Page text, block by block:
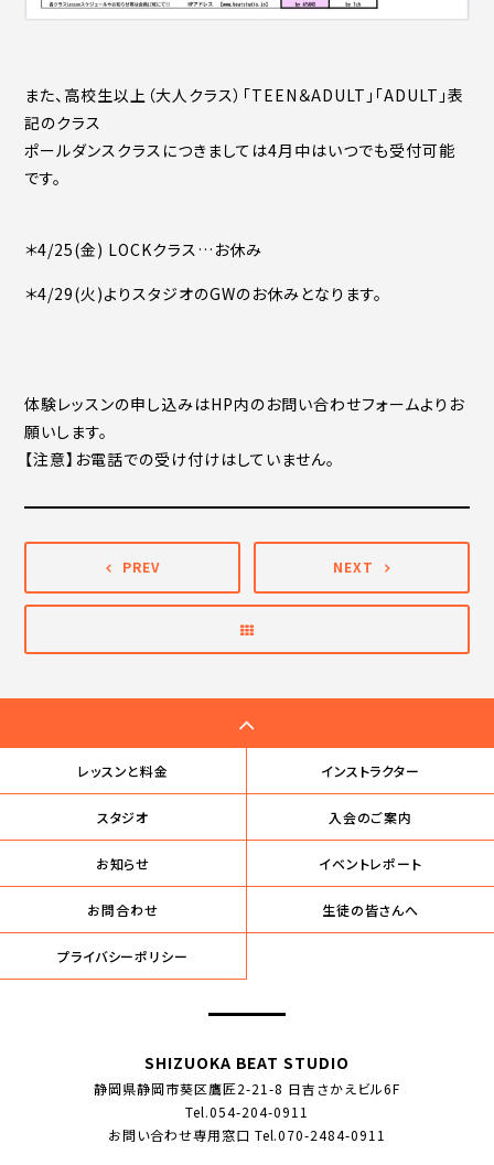
また、高校生以上（大人クラス）「TEEN＆ADULT」「ADULT」表
記のクラス
ポールダンスクラスにつきましては4月中はいつでも受付可能
です。
＊4/25(金) LOCKクラス…お休み
＊4/29(火)よりスタジオのGWのお休みとなります。
体験レッスンの申し込みはHP内のお問い合わせフォームよりお
願いします。
【注意】お電話での受け付けはしていません。
PREV NEXT
レッスンと料金 インストラクター
スタジオ 入会のご案内
お知らせ イベントレポート
お問合わせ 生徒の皆さんへ
プライバシーポリシー
SHIZUOKA BEAT STUDIO
静岡県静岡市葵区鷹匠2-21-8 日吉さかえビル6F
Tel.054-204-0911
お問い合わせ専用窓口 Tel.070-2484-0911